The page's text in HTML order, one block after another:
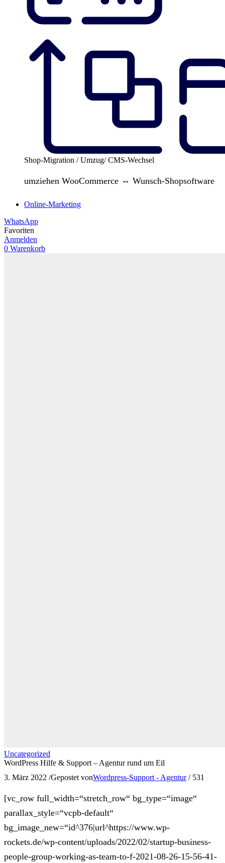
Shop-Migration / Umzug/ CMS-Wechsel
umziehen WooCommerce ⇔ Wunsch-Shopsoftware
Online-Marketing
WhatsApp
Favoriten
Anmelden
0 Warenkorb
Uncategorized
WordPress Hilfe & Support – Agentur rund um Eil
3. März 2022 /Gepostet vonWordpress-Support - Agentur / 531
[vc_row full_width=“stretch_row“ bg_type=“image“
parallax_style=“vcpb-default“
bg_image_new=“id^376|url^https://www.wp-
rockets.de/wp-content/uploads/2022/02/startup-business-
people-group-working-as-team-to-f-2021-08-26-15-56-41-